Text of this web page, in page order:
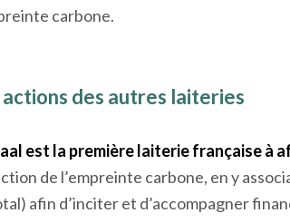
carbone.
actions des autres laiteries
est la première laiterie française à
de l’empreinte carbone, en y
afin d’inciter et d’accompagner